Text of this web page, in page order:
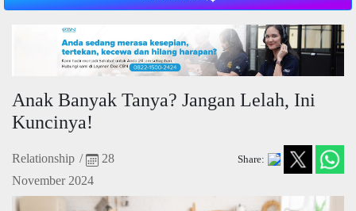
Anak Banyak Tanya? Jangan Lelah, Ini
Kuncinya!
Relationship /
28
November 2024
Share: